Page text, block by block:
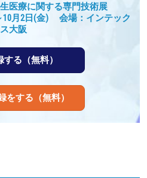
医療に関する専門技術展
10月2日(金) 会場：インテック
ス大阪
る（無料）
をする（無料）